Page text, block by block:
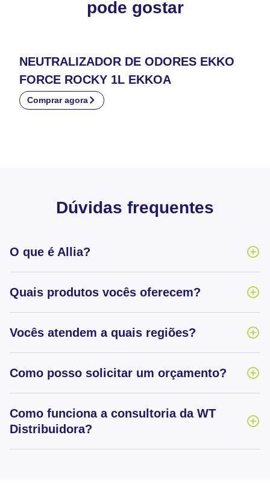
pode gostar
NEUTRALIZADOR DE ODORES EKKO
FORCE ROCKY 1L EKKOA
Comprar agora
Dúvidas frequentes
O que é Allia?
Quais produtos vocês oferecem?
Vocês atendem a quais regiões?
Como posso solicitar um orçamento?
Como funciona a consultoria da WT
Distribuidora?